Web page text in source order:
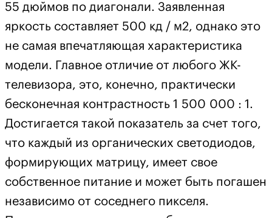
55 дюймов по диагонали. Заявленная
яркость составляет 500 кд / м2, однако это
не самая впечатляющая характеристика
модели. Главное отличие от любого ЖК-
телевизора, это, конечно, практически
бесконечная контрастность 1 500 000 : 1.
Достигается такой показатель за счет того,
что каждый из органических светодиодов,
формирующих матрицу, имеет свое
собственное питание и может быть погашен
независимо от соседнего пикселя.